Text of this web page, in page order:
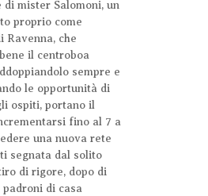
di mister Salomoni, un
proprio come
Ravenna, che
il centroboa
sempre e
le opportunità di
ospiti, portano il
fino al 7 a
una nuova rete
segnata dal solito
di rigore, dopo di
padroni di casa